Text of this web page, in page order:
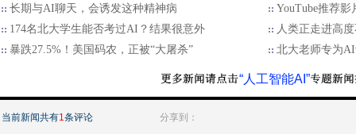
长期与AI聊天，会诱发这种精神病
YouTube推荐影
174名北大学生能否考过AI？结果很意外
人类正走进高
暴跌27.5%！美国码农，正被“大屠杀”
北大老师专为
“人工智能AI”
当前新闻共有1条评论 分享到：